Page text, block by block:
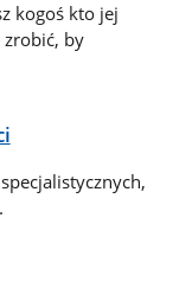
kogoś kto jej
zrobić, by